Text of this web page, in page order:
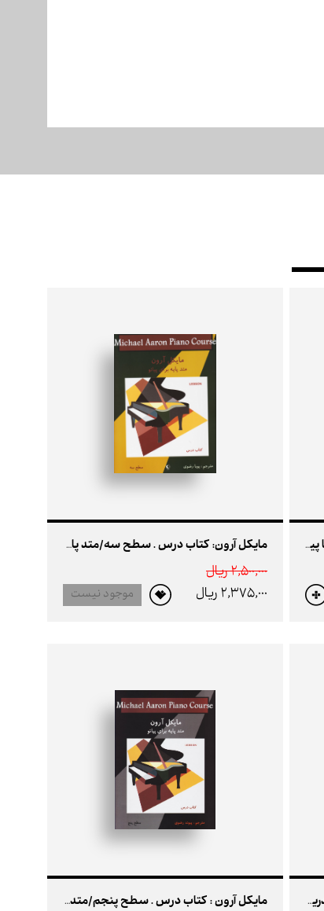
سی آهنگ برگزیده برای پیانو (مقدماتی تا پیشرفته) مایکل آرون: کتاب درس . سطح سه/متد پایه برای پیانو
2,500,000 ريال
2,375,000 ريال
موجود نیست
شاهکارهای آسان برای پیانو: گئورگ فریدریش هندل مایکل آرون : کتاب درس . سطح پنجم/متد پایه برای پیانو